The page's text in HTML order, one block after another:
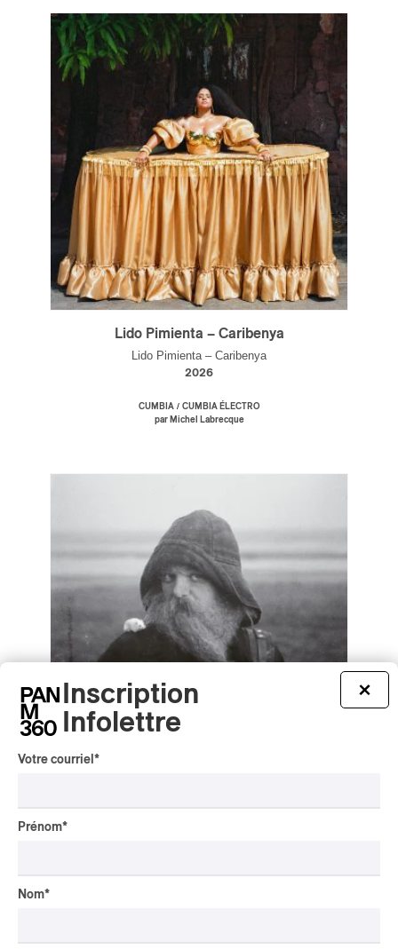
Lido Pimienta – Caribenya
Lido Pimienta – Caribenya
2026
CUMBIA / CUMBIA ÉLECTRO
par Michel Labrecque
Hermit
×
Inscription
Infolettre
Votre courriel *
Prénom*
Nom*